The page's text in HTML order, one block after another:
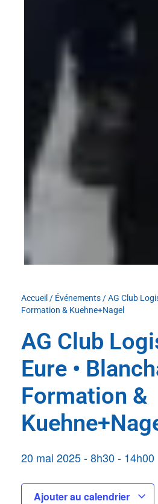
Accueil / Événements /AG Club
Formation & Kuehne+Nagel
AG Club
Eure •
Formation &
20 mai 2025-8h30- 14h00
Ajouter au calendrier